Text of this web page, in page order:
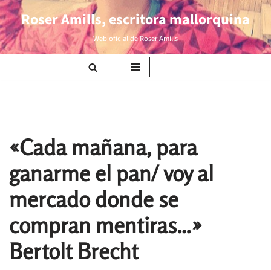
Saltar
al
Roser Amills, escritora mallorquina
Web oficial de Roser Amills
«Cada mañana, para
ganarme el pan/ voy al
mercado donde se
compran mentiras…»
Bertolt Brecht